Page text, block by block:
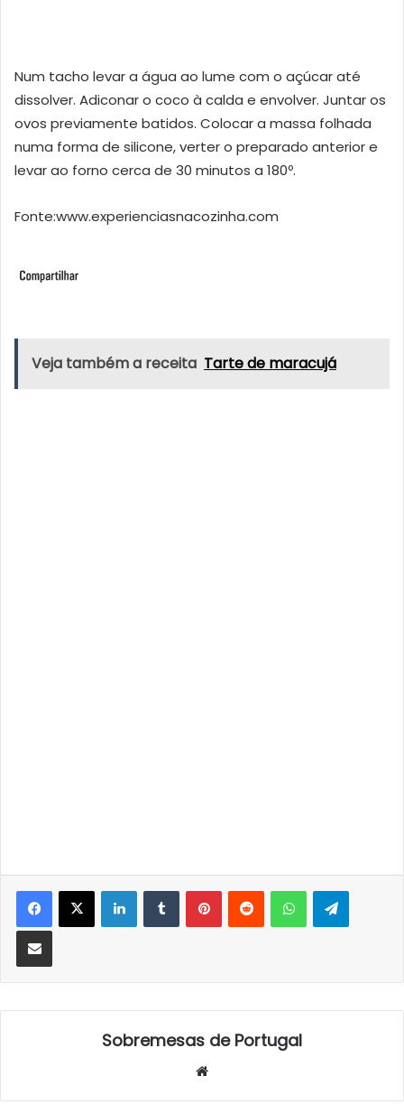
Num tacho levar a água ao lume com o açúcar até
dissolver. Adiconar o coco à calda e envolver. Juntar os
ovos previamente batidos. Colocar a massa folhada
numa forma de silicone, verter o preparado anterior e
levar ao forno cerca de 30 minutos a 180º.
Fonte:www.experienciasnacozinha.com
Veja também a receita Tarte de maracujá
LinkedInTumblrPinterestReddit WhatsApp
Partilhar Via Email
Sobremesas de Portugal